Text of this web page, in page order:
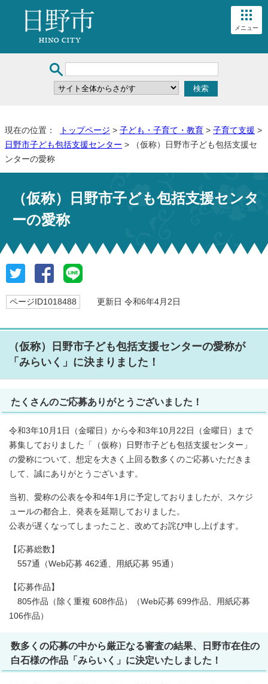
メニュー
現在の位置： トップページ > 子ども・子育て・教育 > 子育て支援 >
日野市子ども包括支援センター > （仮称）日野市子ども包括支援セ
ンターの愛称
（仮称）日野市子ども包括支援センタ
ーの愛称
ページID1018488 更新日 令和6年4月2日
（仮称）日野市子ども包括支援センターの愛称が
「みらいく」に決まりました！
たくさんのご応募ありがとうございました！
令和3年10月1日（金曜日）から令和3年10月22日（金曜日）まで
募集しておりました「（仮称）日野市子ども包括支援センター」
の愛称について、想定を大きく上回る数多くのご応募いただきま
して、誠にありがとうございます。
当初、愛称の公表を令和4年1月に予定しておりましたが、スケジ
ュールの都合上、発表を延期しておりました。
公表が遅くなってしまったこと、改めてお詫び申し上げます。
【応募総数】
557通（Web応募 462通、用紙応募 95通）
【応募作品】
805作品（除く重複 608作品）（Web応募 699作品、用紙応募
106作品）
数多くの応募の中から厳正なる審査の結果、日野市在住の
白石様の作品 「みらいく」 に決定いたしました！